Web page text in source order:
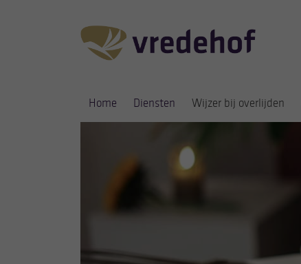
Home Diensten Wijzer bij overlijden